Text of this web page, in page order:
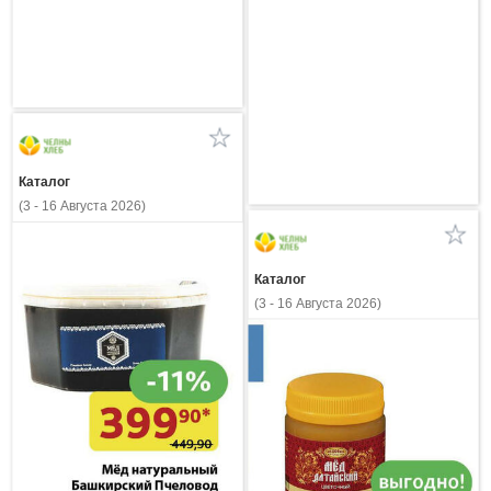
Каталог
(3 - 16 Августа 2026)
Каталог
(3 - 16 Августа 2026)